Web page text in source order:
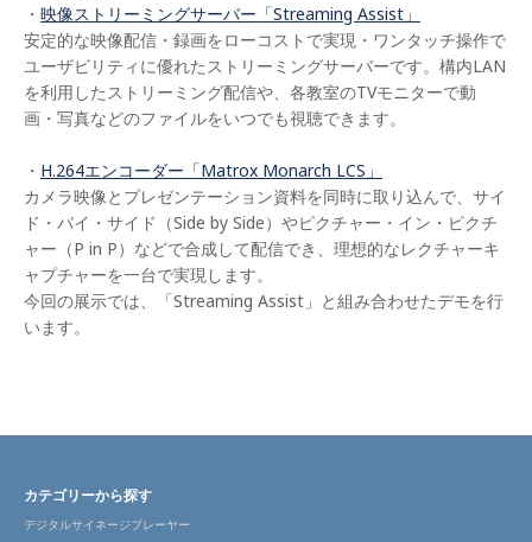
・ 映像ストリーミングサーバー「Streaming Assist」
安定的な映像配信・録画をローコストで実現・ワンタッチ操作で
ユーザビリティに優れたストリーミングサーバーです。構内LAN
を利用したストリーミング配信や、各教室のTVモニターで動
画・写真などのファイルをいつでも視聴できます。
・ H.264エンコーダー「Matrox Monarch LCS」
カメラ映像とプレゼンテーション資料を同時に取り込んで、サイ
ド・バイ・サイド（Side by Side）やピクチャー・イン・ピクチ
ャー（P in P）などで合成して配信でき、理想的なレクチャーキ
ャプチャーを一台で実現します。
今回の展示では、「Streaming Assist」と組み合わせたデモを行
います。
カテゴリーから探す
デジタルサイネージプレーヤー